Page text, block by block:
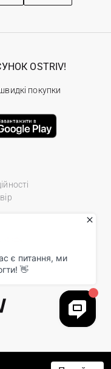
Reserved.
OSTRIV!
покупки